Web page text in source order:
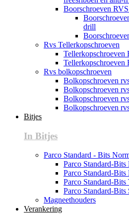
Boorschroeven
drill
Rvs Tellerkopschroeven
Tellerkopschroeven
Tellerkopschroeven
Rvs bolkopschroeven
Bolkopschroeven
Bolkopschroeven
Bolkopschroeven
Bolkopschroeven
Bitjes
In Bitjes
Parco Standard - Bits
Parco Standard-Bits
Parco Standard-Bits
Parco Standard-Bits
Parco Standard-Bits
Magneethouders
Verankering